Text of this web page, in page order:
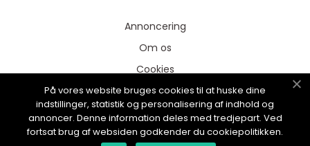
Annoncering
Om os
Cookies
Kontakt os
Sitemap
På vores website bruges cookies til at huske dine
indstillinger, statistik og personalisering af indhold og
annoncer. Denne information deles med tredjepart. Ved
fortsat brug af websiden godkender du cookiepolitikken.